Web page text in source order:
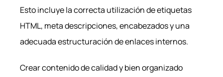
Esto incluye la correcta utilización de etiquetas
HTML, meta descripciones, encabezados y una
adecuada estructuración de enlaces internos.
Crear contenido de calidad y bien organizado